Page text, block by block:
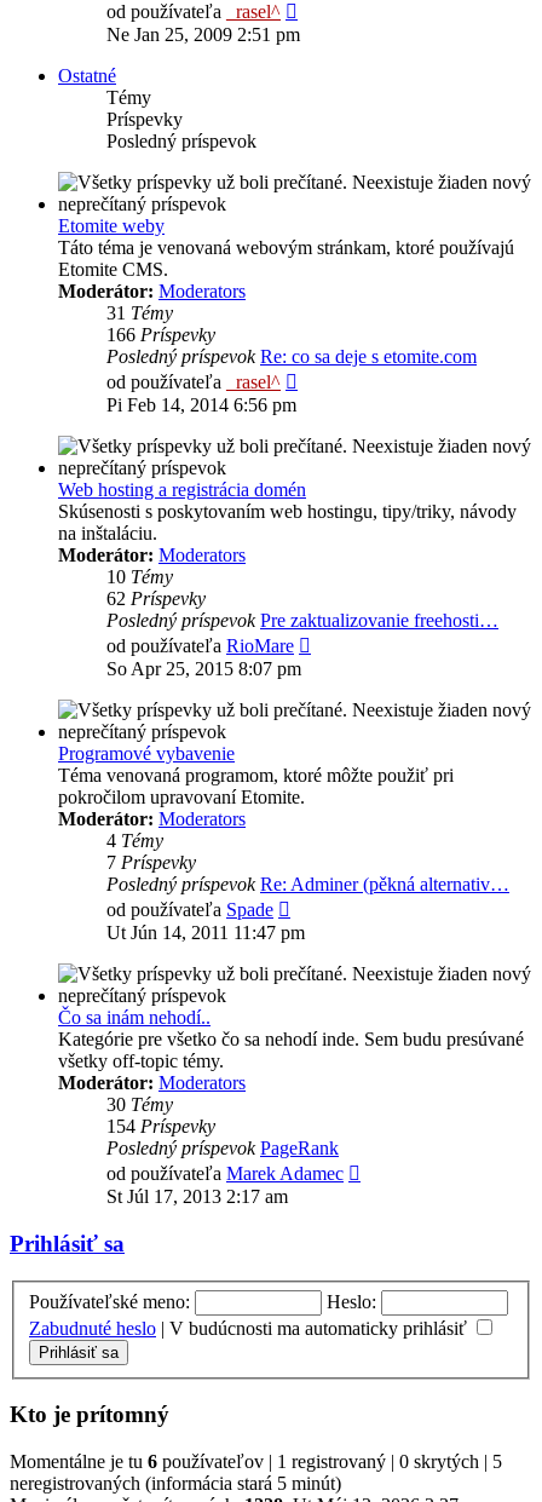
od používateľa
_rasel^
posledný
Ne Jan 25, 2009 2:51 pm
Ostatné
Témy
Príspevky
Posledný príspevok
Etomite weby
Táto téma je venovaná webovým stránkam, ktoré používajú
Etomite CMS.
Moderátor: Moderators
31 Témy
166 Príspevky
Posledný príspevok Re: co sa deje s etomite.com
od používateľa
_rasel^
Pi Feb 14, 2014 6:56 pm
Web hosting a registrácia domén
Skúsenosti s poskytovaním web hostingu, tipy/triky, návody
na inštaláciu.
Moderátor: Moderators
10 Témy
62 Príspevky
Posledný príspevok Pre zaktualizovanie freehosti…
od používateľa RioMare
So Apr 25, 2015 8:07 pm
Programové vybavenie
Téma venovaná programom, ktoré môžte použiť pri
pokročilom upravovaní Etomite.
Moderátor: Moderators
4 Témy
7 Príspevky
Posledný príspevok Re: Adminer (pěkná alternativ…
od používateľa Spade
posledný
Ut Jún 14, 2011 11:47 pm
Čo sa inám nehodí..
Kategórie pre všetko čo sa nehodí inde. Sem budu presúvané
všetky off-topic témy.
Moderátor: Moderators
30 Témy
154 Príspevky
Posledný príspevok PageRank
od používateľa Marek Adamec
St Júl 17, 2013 2:17 am
Prihlásiť sa
Používateľské meno:
Heslo:
Zabudnuté heslo | V budúcnosti ma automaticky prihlásiť
Kto je prítomný
Momentálne je tu 6 používateľov | 1 registrovaný | 0 skrytých | 5
neregistrovaných (informácia stará 5 minút)